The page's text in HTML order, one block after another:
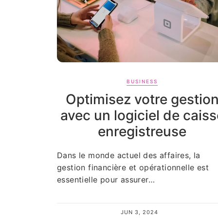
BUSINESS
Optimisez votre
avec un logiciel de
enregistreuse
Dans le monde actuel des affaires, la
gestion financière et opérationnelle est
essentielle pour assurer…
JUN 3, 2024